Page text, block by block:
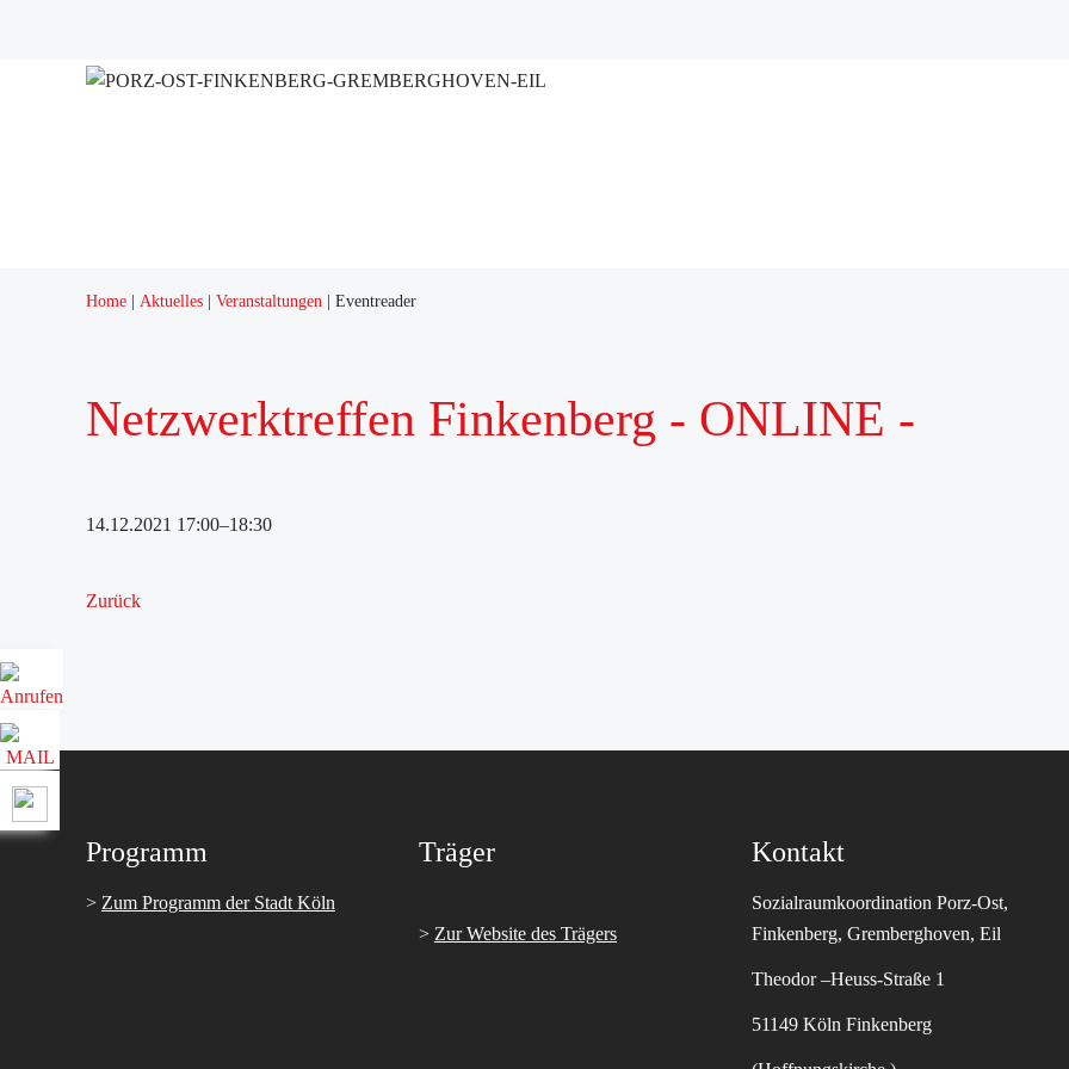
Home Aktuelles Veranstaltungen Eventreader
Netzwerktreffen Finkenberg - ONLINE -
14.12.2021 17:00–18:30
Zurück
Programm
> Zum Programm der Stadt Köln
Träger
> Zur Website des Trägers
Kontakt
Sozialraumkoordination Porz-Ost,
Finkenberg, Gremberghoven, Eil
Theodor –Heuss-Straße 1
51149 Köln Finkenberg